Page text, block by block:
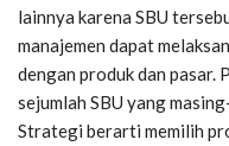
lainnya karena SBU
manajemen dapat
dengan produk dan pasar.
sejumlah SBU yang
Strategi berarti memilih